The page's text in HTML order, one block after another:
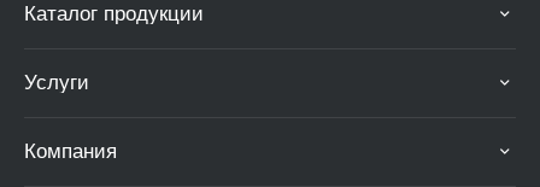
Каталог продукции
Услуги
Компания